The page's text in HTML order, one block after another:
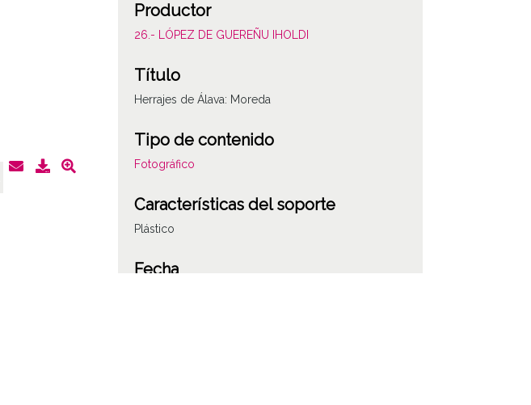
Productor
26.- LÓPEZ DE GUEREÑU IHOLDI
Título
Herrajes de Álava: Moreda
Tipo de contenido
Fotográfico
Características del soporte
Plástico
Fecha